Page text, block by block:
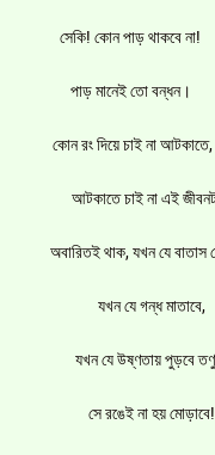
সেকি! কোন পাড় থাকবে না!
পাড় মানেই তো বন্ধন।
কোন রং দিয়ে চাই না আটকাতে,
আটকাতে চাই না এই
অবারিতই থাক, যখন যে বাতাস
যখন যে গন্ধ মাতাবে,
যখন যে উষ্ণতায় পুড়বে
সে রঙেই না হয় মোড়াবে!